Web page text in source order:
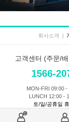
회사소개 |
고객센터 (주문/
1566-
MON-FRI 09:00 -
LUNCH 12:00 -
토/일/공휴일